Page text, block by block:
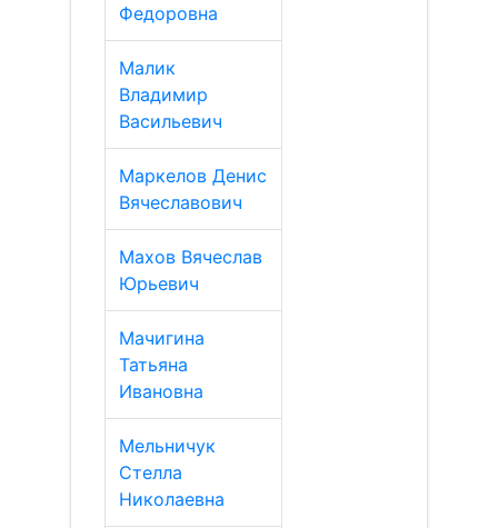
Федоровна
Малик
Владимир
Васильевич
Маркелов Денис
Вячеславович
Махов Вячеслав
Юрьевич
Мачигина
Татьяна
Ивановна
Мельничук
Стелла
Николаевна